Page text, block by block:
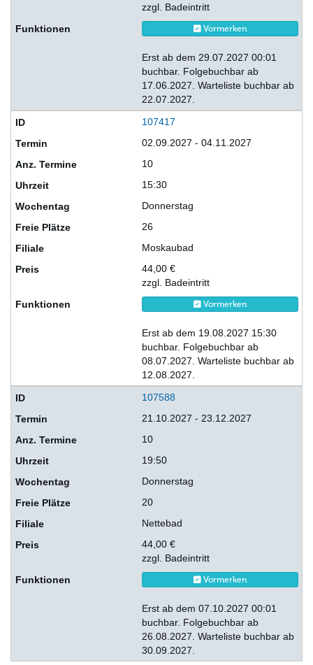
zzgl. Badeintritt
Vormerken
Erst ab dem 29.07.2027 00:01
buchbar. Folgebuchbar ab
17.06.2027. Warteliste buchbar ab
22.07.2027.
107417
02.09.2027 - 04.11.2027
10
15:30
Donnerstag
26
Moskaubad
44,00 €
zzgl. Badeintritt
Vormerken
Erst ab dem 19.08.2027 15:30
buchbar. Folgebuchbar ab
08.07.2027. Warteliste buchbar ab
12.08.2027.
107588
21.10.2027 - 23.12.2027
10
19:50
Donnerstag
20
Nettebad
44,00 €
zzgl. Badeintritt
Vormerken
Erst ab dem 07.10.2027 00:01
buchbar. Folgebuchbar ab
26.08.2027. Warteliste buchbar ab
30.09.2027.